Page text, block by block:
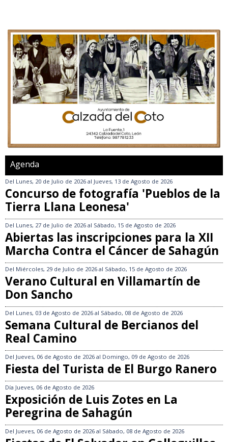
Agenda
Del Lunes, 20 de Julio de 2026 al Jueves, 13 de Agosto de 2026
Concurso de fotografía 'Pueblos de la
Tierra Llana Leonesa'
Del Lunes, 27 de Julio de 2026 al Sábado, 15 de Agosto de 2026
Abiertas las inscripciones para la XII
Marcha Contra el Cáncer de Sahagún
Del Miércoles, 29 de Julio de 2026 al Sábado, 15 de Agosto de 2026
Verano Cultural en Villamartín de
Don Sancho
Del Lunes, 03 de Agosto de 2026 al Sábado, 08 de Agosto de 2026
Semana Cultural de Bercianos del
Real Camino
Del Jueves, 06 de Agosto de 2026 al Domingo, 09 de Agosto de 2026
Fiesta del Turista de El Burgo Ranero
Día Jueves, 06 de Agosto de 2026
Exposición de Luis Zotes en La
Peregrina de Sahagún
Del Jueves, 06 de Agosto de 2026 al Sábado, 08 de Agosto de 2026